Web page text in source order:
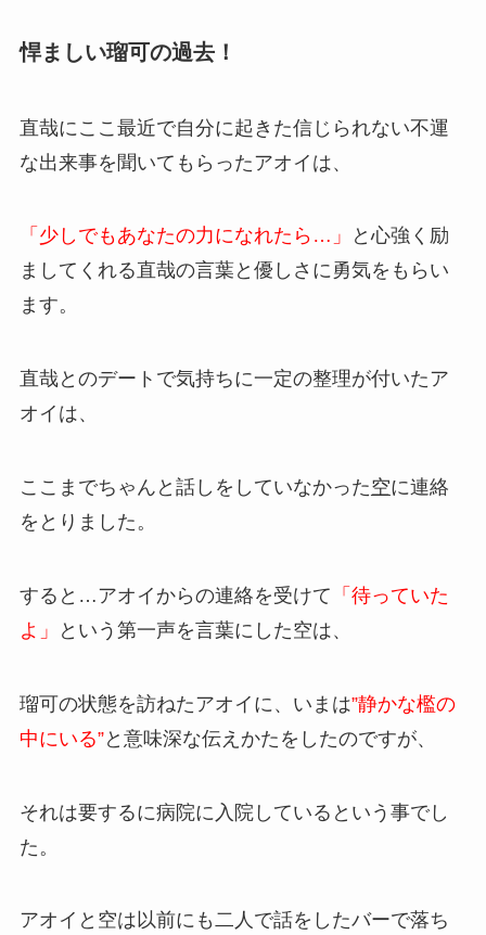
悍ましい瑠可の過去！
直哉にここ最近で自分に起きた信じられない不運
な出来事を聞いてもらったアオイは、
「少しでもあなたの力になれたら…」
と心強く励
ましてくれる直哉の言葉と優しさに勇気をもらい
ます。
直哉とのデートで気持ちに一定の整理が付いたア
オイは、
ここまでちゃんと話しをしていなかった空に連絡
をとりました。
すると…アオイからの連絡を受けて 「待っていた
よ」
という第一声を言葉にした空は、
瑠可の状態を訪ねたアオイに、いまは”静かな檻の
中にいる”と意味深な伝えかたをしたのですが、
それは要するに病院に入院しているという事でし
た。
アオイと空は以前にも二人で話をしたバーで落ち